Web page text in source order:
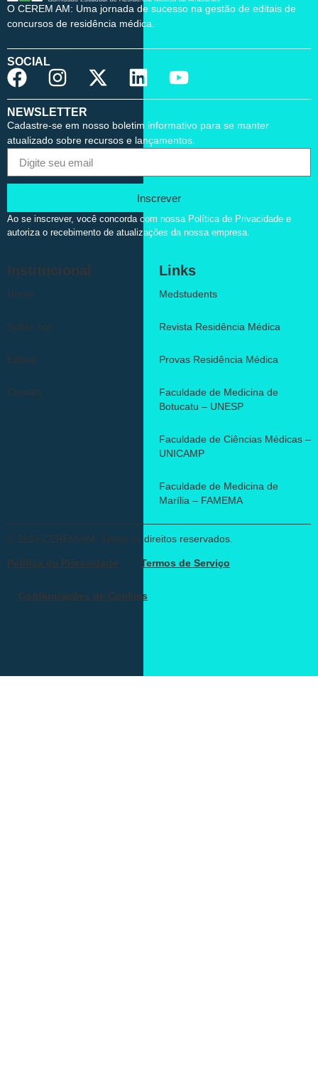
O CEREM AM: Uma jornada de sucesso na gestão de editais de
concursos de residência médica.
SOCIAL
NEWSLETTER
Cadastre-se em nosso boletim informativo para se manter
atualizado sobre recursos e lançamentos.
Inscrever
Ao se inscrever, você concorda com nossa Política de Privacidade e
autoriza o recebimento de atualizações da nossa empresa.
Institucional
Home
Sobre nós
Editais
Contato
Links
Medstudents
Revista Residência Médica
Provas Residência Médica
Faculdade de Medicina de
Botucatu – UNESP
Faculdade de Ciências Médicas –
UNICAMP
Faculdade de Medicina de
Marília – FAMEMA
© 2026 CEREM AM. Todos os direitos reservados.
Política de Privacidade Termos de Serviço
Configurações de Cookies